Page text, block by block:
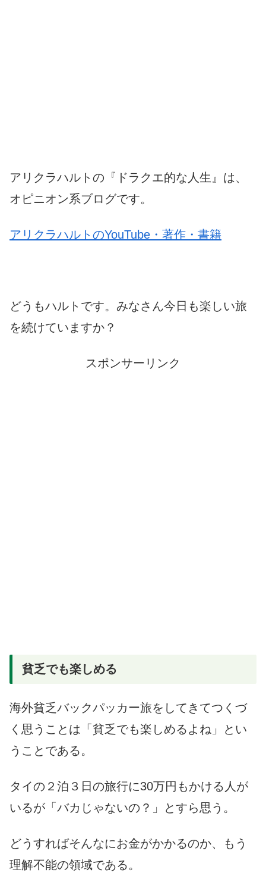
アリクラハルトの『ドラクエ的な人生』は、
オピニオン系ブログです。
アリクラハルトのYouTube・著作・書籍
どうもハルトです。みなさん今日も楽しい旅
を続けていますか？
スポンサーリンク
貧乏でも楽しめる
海外貧乏バックパッカー旅をしてきてつくづ
く思うことは「貧乏でも楽しめるよね」とい
うことである。
タイの２泊３日の旅行に30万円もかける人が
いるが「バカじゃないの？」とすら思う。
どうすればそんなにお金がかかるのか、もう
理解不能の領域である。